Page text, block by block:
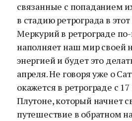
связанные с попаданием
в стадию ретрограда в
Меркурий в ретрограде
наполняет наш мир своей
энергией и будет это
апреля. Не говоря уже о
окажется в ретрограде с
Плутоне, который начнет
путешествие в обратном